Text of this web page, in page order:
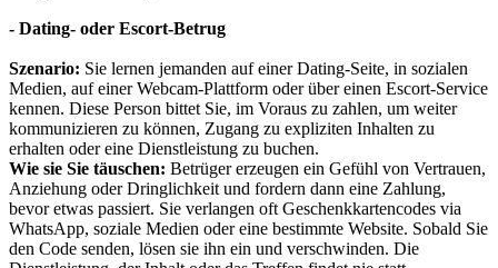
- Dating- oder Escort-Betrug
Szenario: Sie lernen jemanden auf einer Dating-Seite, in sozialen
Medien, auf einer Webcam-Plattform oder über einen Escort-Service
kennen. Diese Person bittet Sie, im Voraus zu zahlen, um weiter
kommunizieren zu können, Zugang zu expliziten Inhalten zu
erhalten oder eine Dienstleistung zu buchen.
Wie sie Sie täuschen: Betrüger erzeugen ein Gefühl von Vertrauen,
Anziehung oder Dringlichkeit und fordern dann eine Zahlung,
bevor etwas passiert. Sie verlangen oft Geschenkkartencodes via
WhatsApp, soziale Medien oder eine bestimmte Website. Sobald Sie
den Code senden, lösen sie ihn ein und verschwinden. Die